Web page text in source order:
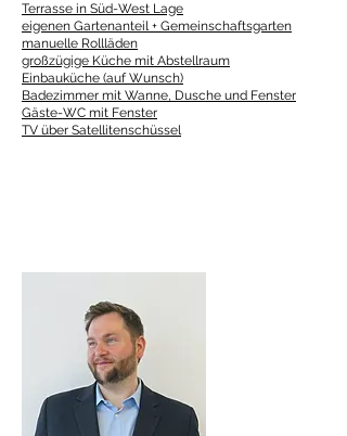
Wohn- und Esszimmer
Terrasse in Süd-West Lage
eigenen Gartenanteil + Gemeinschaftsgarten
manuelle Rollläden
großzügige Küche mit Abstellraum
Einbauküche (auf Wunsch)
Badezimmer mit Wanne, Dusche und Fenster
Gäste-WC mit Fenster
TV über Satellitenschüssel